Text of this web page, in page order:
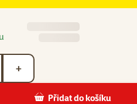
+
Přidat do košíku